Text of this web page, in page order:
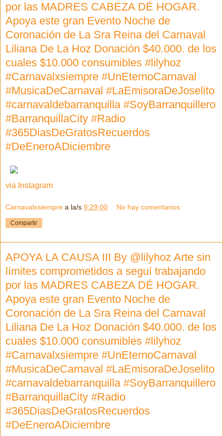
por las MADRES CABEZA DÉ HOGAR.
Apoya este gran Evento Noche de
Coronación de La Sra Reina del Carnaval
Liliana De La Hoz Donación $40.000. de los
cuales $10.000 consumibles #lilyhoz
#Carnavalxsiempre #UnEternoCarnaval
#MusicaDeCarnaval #LaEmisoraDeJoselito
#carnavaldebarranquilla #SoyBarranquillero
#BarranquillaCity #Radio
#365DiasDeGratosRecuerdos
#DeEneroADiciembre
via Instagram
Carnavalxsiempre a la/s 9:29:00 No hay comentarios:
Compartir
APOYA LA CAUSA III By @lilyhoz Arte sin
límites comprometidos a seguí trabajando
por las MADRES CABEZA DÉ HOGAR.
Apoya este gran Evento Noche de
Coronación de La Sra Reina del Carnaval
Liliana De La Hoz Donación $40.000. de los
cuales $10.000 consumibles #lilyhoz
#Carnavalxsiempre #UnEternoCarnaval
#MusicaDeCarnaval #LaEmisoraDeJoselito
#carnavaldebarranquilla #SoyBarranquillero
#BarranquillaCity #Radio
#365DiasDeGratosRecuerdos
#DeEneroADiciembre